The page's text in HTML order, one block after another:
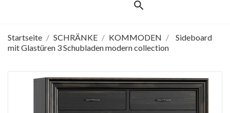
Startseite SCHRÄNKE KOMMODEN
Sideboard
mit Glastüren 3 Schubladen modern collection